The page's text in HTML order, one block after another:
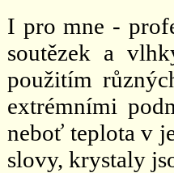
I pro mne -
soutězek a
použitím
extrémními
neboť teplota v
slovy, krystaly